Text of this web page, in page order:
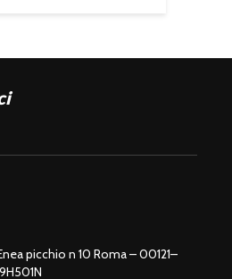
picchio n 10 Roma – 00121–